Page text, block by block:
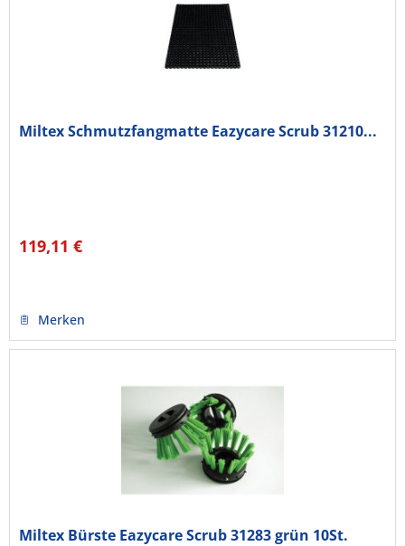
Miltex Schmutzfangmatte Eazycare Scrub 31210...
119,11 €
Merken
Miltex Bürste Eazycare Scrub 31283 grün 10St.